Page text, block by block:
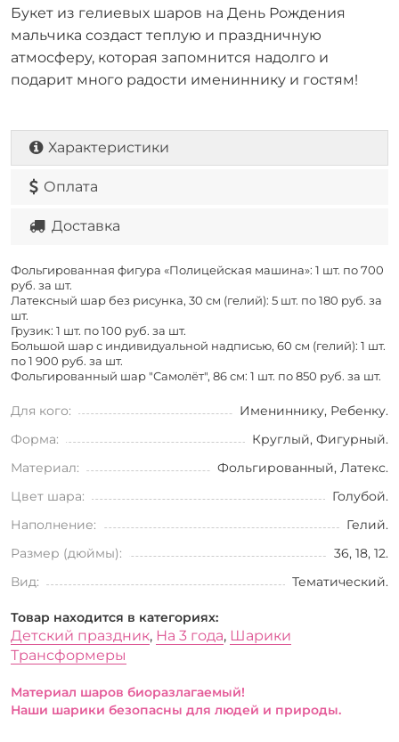
Букет из гелиевых шаров на День Рождения
мальчика создаст теплую и праздничную
атмосферу, которая запомнится надолго и
подарит много радости имениннику и гостям!
Характеристики
Оплата
Доставка
Фольгированная фигура «Полицейская машина»: 1 шт. по 700
руб. за шт.
Латексный шар без рисунка, 30 см (гелий): 5 шт. по 180 руб. за
шт.
Грузик: 1 шт. по 100 руб. за шт.
Большой шар с индивидуальной надписью, 60 см (гелий): 1 шт.
по 1 900 руб. за шт.
Фольгированный шар "Самолёт", 86 см: 1 шт. по 850 руб. за шт.
Для кого:
Имениннику, Ребенку.
Форма:
Круглый, Фигурный.
Материал:
Фольгированный, Латекс.
Цвет шара:
Голубой.
Наполнение:
Гелий.
Размер (дюймы):
36, 18, 12.
Вид:
Тематический.
Товар находится в категориях:
Детский праздник, На 3 года, Шарики
Трансформеры
Материал шаров биоразлагаемый!
Наши шарики безопасны для людей и природы.